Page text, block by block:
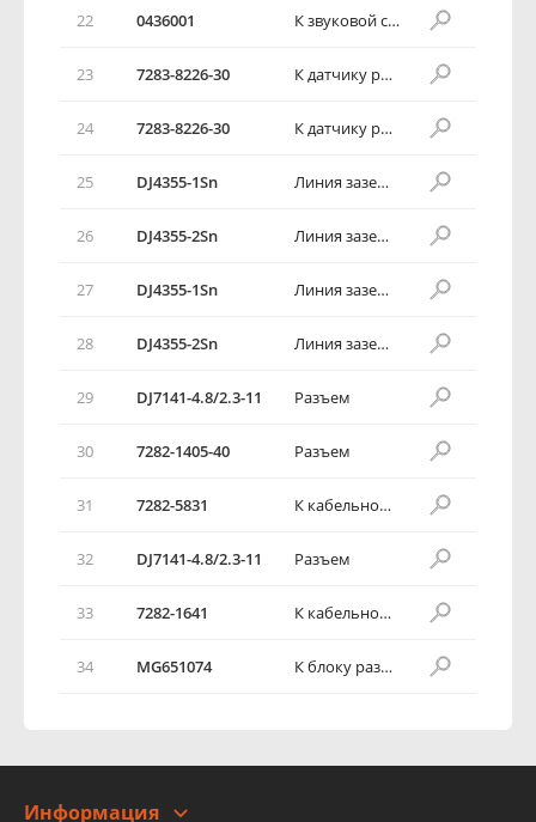
22 0436001 К звуковой сигнализации
23 7283-8226-30 К датчику радара заднего хода в сборе
24 7283-8226-30 К датчику радара заднего хода в сборе
25 DJ4355-1Sn Линия заземления
26 DJ4355-2Sn Линия заземления
27 DJ4355-1Sn Линия заземления
28 DJ4355-2Sn Линия заземления
29 DJ7141-4.8/2.3-11 Разъем
30 7282-1405-40 Разъем
31 7282-5831 К кабельной шине приборной панели
32 DJ7141-4.8/2.3-11 Разъем
33 7282-1641 К кабельной шине крыла
34 MG651074 К блоку разъемов
Информация